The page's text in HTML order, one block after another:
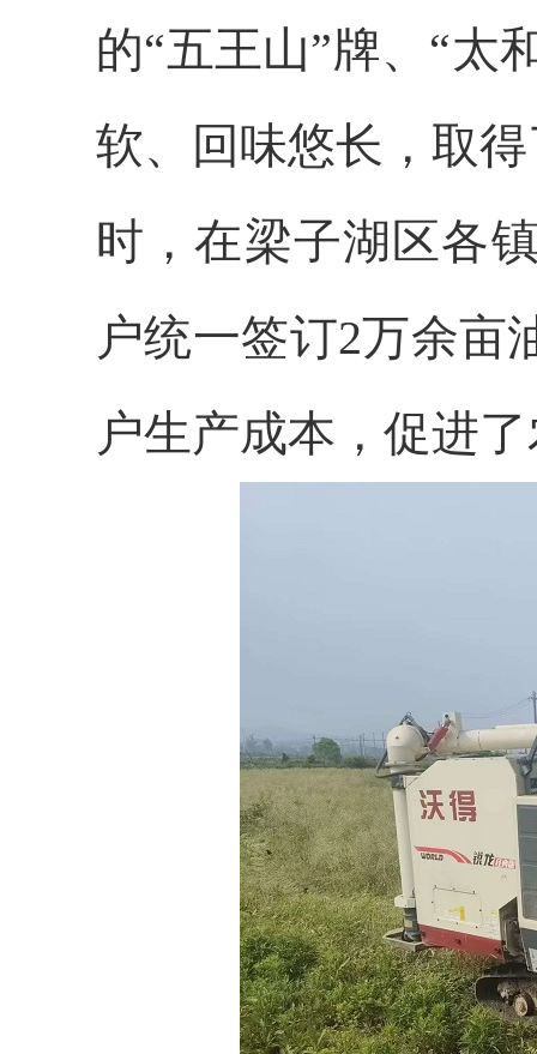
的“五王山”牌、“太
软、回味悠长，取
时，在梁子湖区各
户统一签订2万余亩
户生产成本，促进